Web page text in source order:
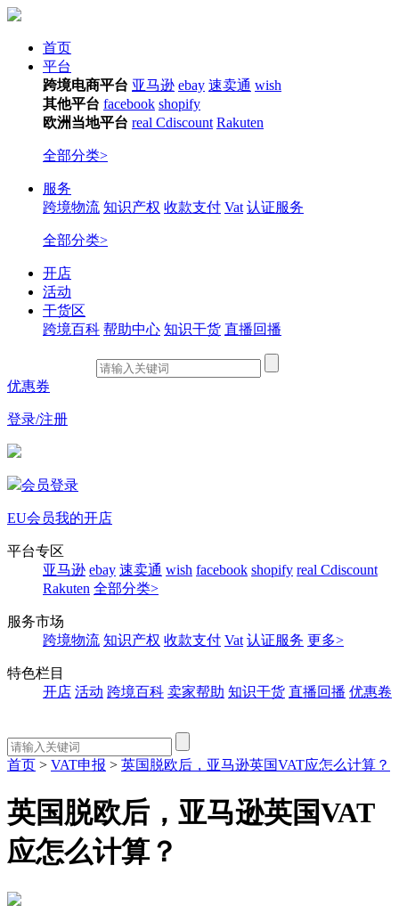
首页
平台
跨境电商平台 亚马逊 ebay 速卖通 wish
其他平台 facebook shopify
欧洲当地平台 real Cdiscount Rakuten
全部分类>
服务
跨境物流 知识产权 收款支付 Vat 认证服务
全部分类>
开店
活动
干货区
跨境百科 帮助中心 知识干货 直播回播
优惠券
登录/注册
会员登录
EU会员我的开店
平台专区
亚马逊 ebay 速卖通 wish facebook shopify real Cdiscount
Rakuten 全部分类>
服务市场
跨境物流 知识产权 收款支付 Vat 认证服务 更多>
特色栏目
开店 活动 跨境百科 卖家帮助 知识干货 直播回播 优惠卷
首页 > VAT申报 > 英国脱欧后，亚马逊英国VAT应怎么计算？
英国脱欧后，亚马逊英国VAT
应怎么计算？